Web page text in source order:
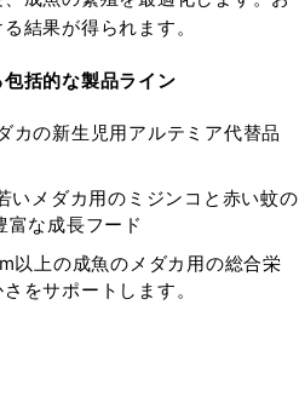
結果が得られます。
括的な製品ライン
カの新生児用アルテミア代替品
いメダカ用のミジンコと赤い蚊の
な成長フード
以上の成魚のメダカ用の総合栄
をサポートします。